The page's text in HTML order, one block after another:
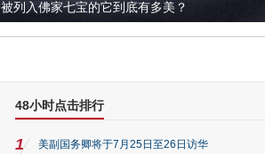
被列入佛家七宝的它到底有多美？
48小时点击排行
1 美副国务卿将于7月25日至26日访华